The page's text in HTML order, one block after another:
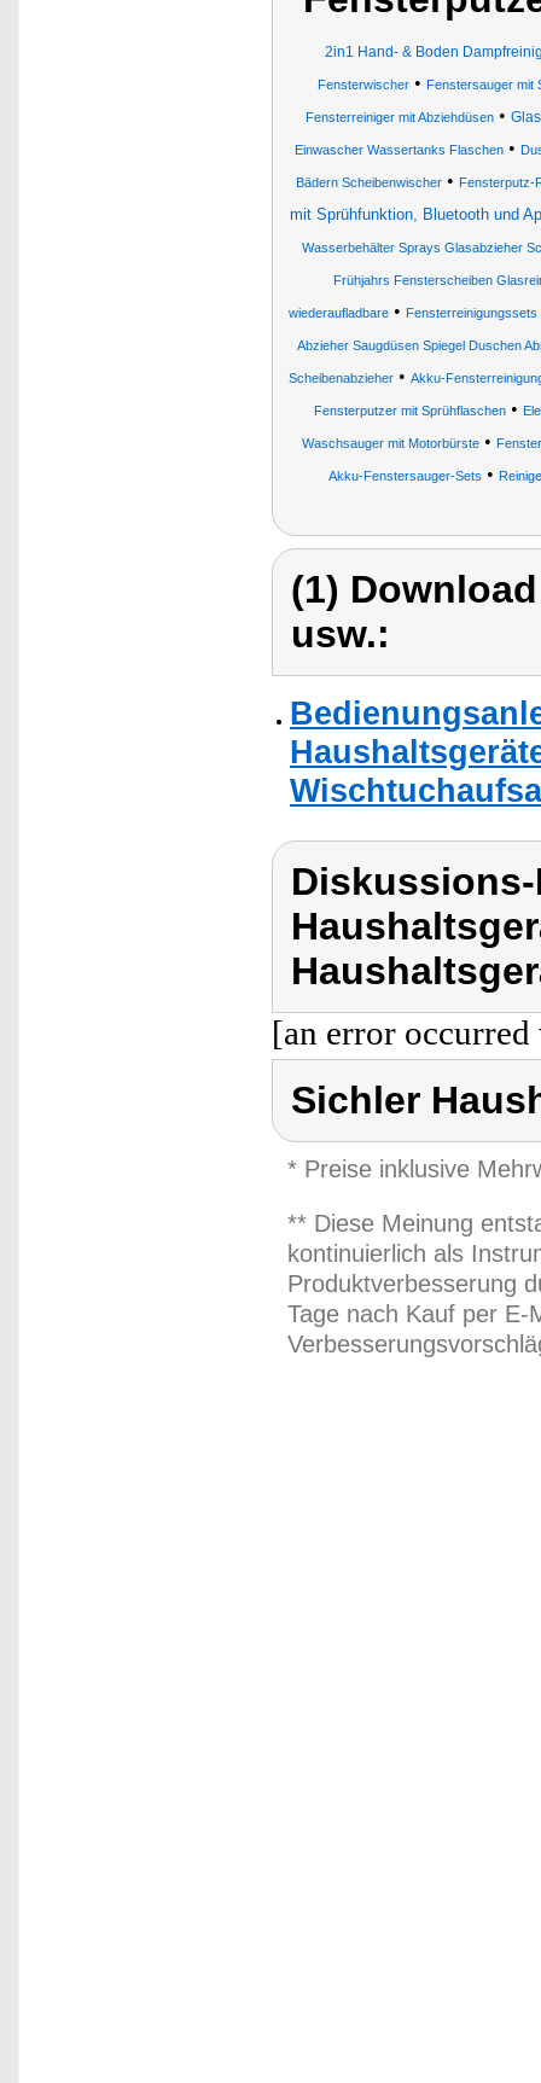
2in1 Hand- & Boden
Fensterwischer• Fenstersauger mit
Fensterreiniger mit Abziehdüsen •
Einwascher Wassertanks Flaschen•
Bädern Scheibenwischer • Fensterputz-
mit Sprühfunktion, Bluetooth und
Wasserbehälter Sprays Glasabzieher
Frühjahrs Fensterscheiben
wiederaufladbare • Fensterreinigungssets
Abzieher Saugdüsen Spiegel Duschen
Scheibenabzieher • Akku-
Fensterputzer mit Sprühflaschen •
Waschsauger mit Motorbürste•
Akku-Fenstersauger-Sets •
(1)
usw.:
[an error
Sichler
* Preise inklusive
** Diese Meinung
kontinuierlich als
Produktverbesserung
Tage nach Kauf per E-